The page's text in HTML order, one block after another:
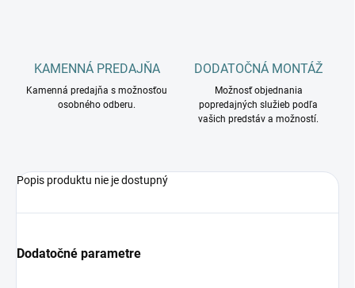
KAMENNÁ PREDAJŇA
Kamenná predajňa s možnosťou
osobného odberu.
DODATOČNÁ MONTÁŽ
Možnosť objednania
popredajných služieb podľa
vašich predstáv a možností.
Popis produktu nie je dostupný
Dodatočné parametre